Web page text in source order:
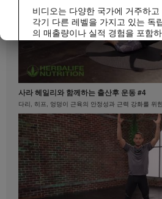
비디오는 다양한 국가에 거주하
각기 다른 레벨을 가지고 있는 독
의 매출량이나 실적 경험을 포함
수입은 사례로 제시된 개인들에
평균치는 아닙니다. 또한 이 수치
보장하지 않습니다. 귀하께서 비즈
지역에 적용되는 가장 최근의 수
하시려면Herbalife.co.kr 또는
하십시오.
이와 마찬가지로, 상당한 체중감
량의 체험담이 모든 사람들의 체중
대변하지 않습니다. 개인의 체중
진대사, 식사 습관, 초기 체중, 그
도에 따라 달라집니다. 비즈니스
체중 감량 클레임과 관련된 정보
MyHerbalife.co.kr이나 허벌라이
(1588-7577)으로 문의하십시오.
20대부터 시작하는 저속노화 라이프스타일
저속노화 루틴 | MZ세대 편
사라 헤일리와 함께하는 출산후 운동 #4
다리, 히프, 엉덩이 근육의 안정성과 근력 강화를 위